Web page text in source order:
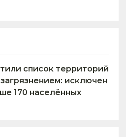
список территорий
исключен
170 населённых